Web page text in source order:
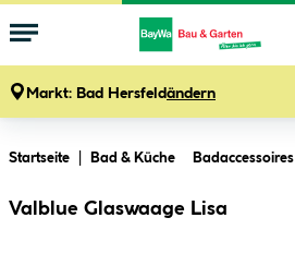
Markt: Bad Hersfeldändern
Startseite Bad & Küche Badaccessoires
Valblue Glaswaage Lisa